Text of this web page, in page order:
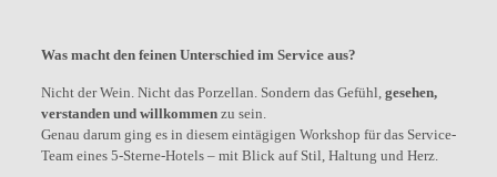
Was macht den feinen Unterschied im Service aus?
Nicht der Wein. Nicht das Porzellan. Sondern das Gefühl, gesehen,
verstanden und willkommenzu sein.
Genau darum ging es in diesem eintägigen Workshop für das Service-
Team eines 5-Sterne-Hotels – mit Blick auf Stil, Haltung und Herz.